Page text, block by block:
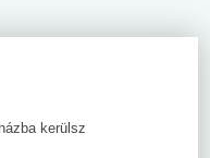
kerülsz